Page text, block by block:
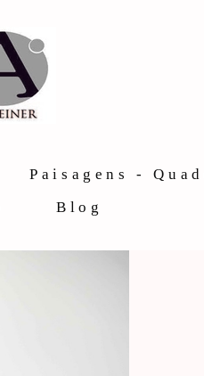
Paisagens -
Blog